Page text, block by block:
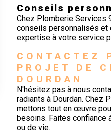
Conseils
Chez Plomberie Services
conseils personnalisés et
expertise à votre service
CONTACTEZ
PROJET DE
DOURDAN
N'hésitez pas à nous
radiants à Dourdan. Chez
mettons tout en œuvre
besoins. Faites confiance
ou de vie.